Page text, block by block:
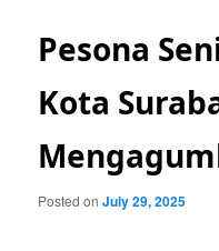
Pesona
Kota
Posted onJuly 29, 2025